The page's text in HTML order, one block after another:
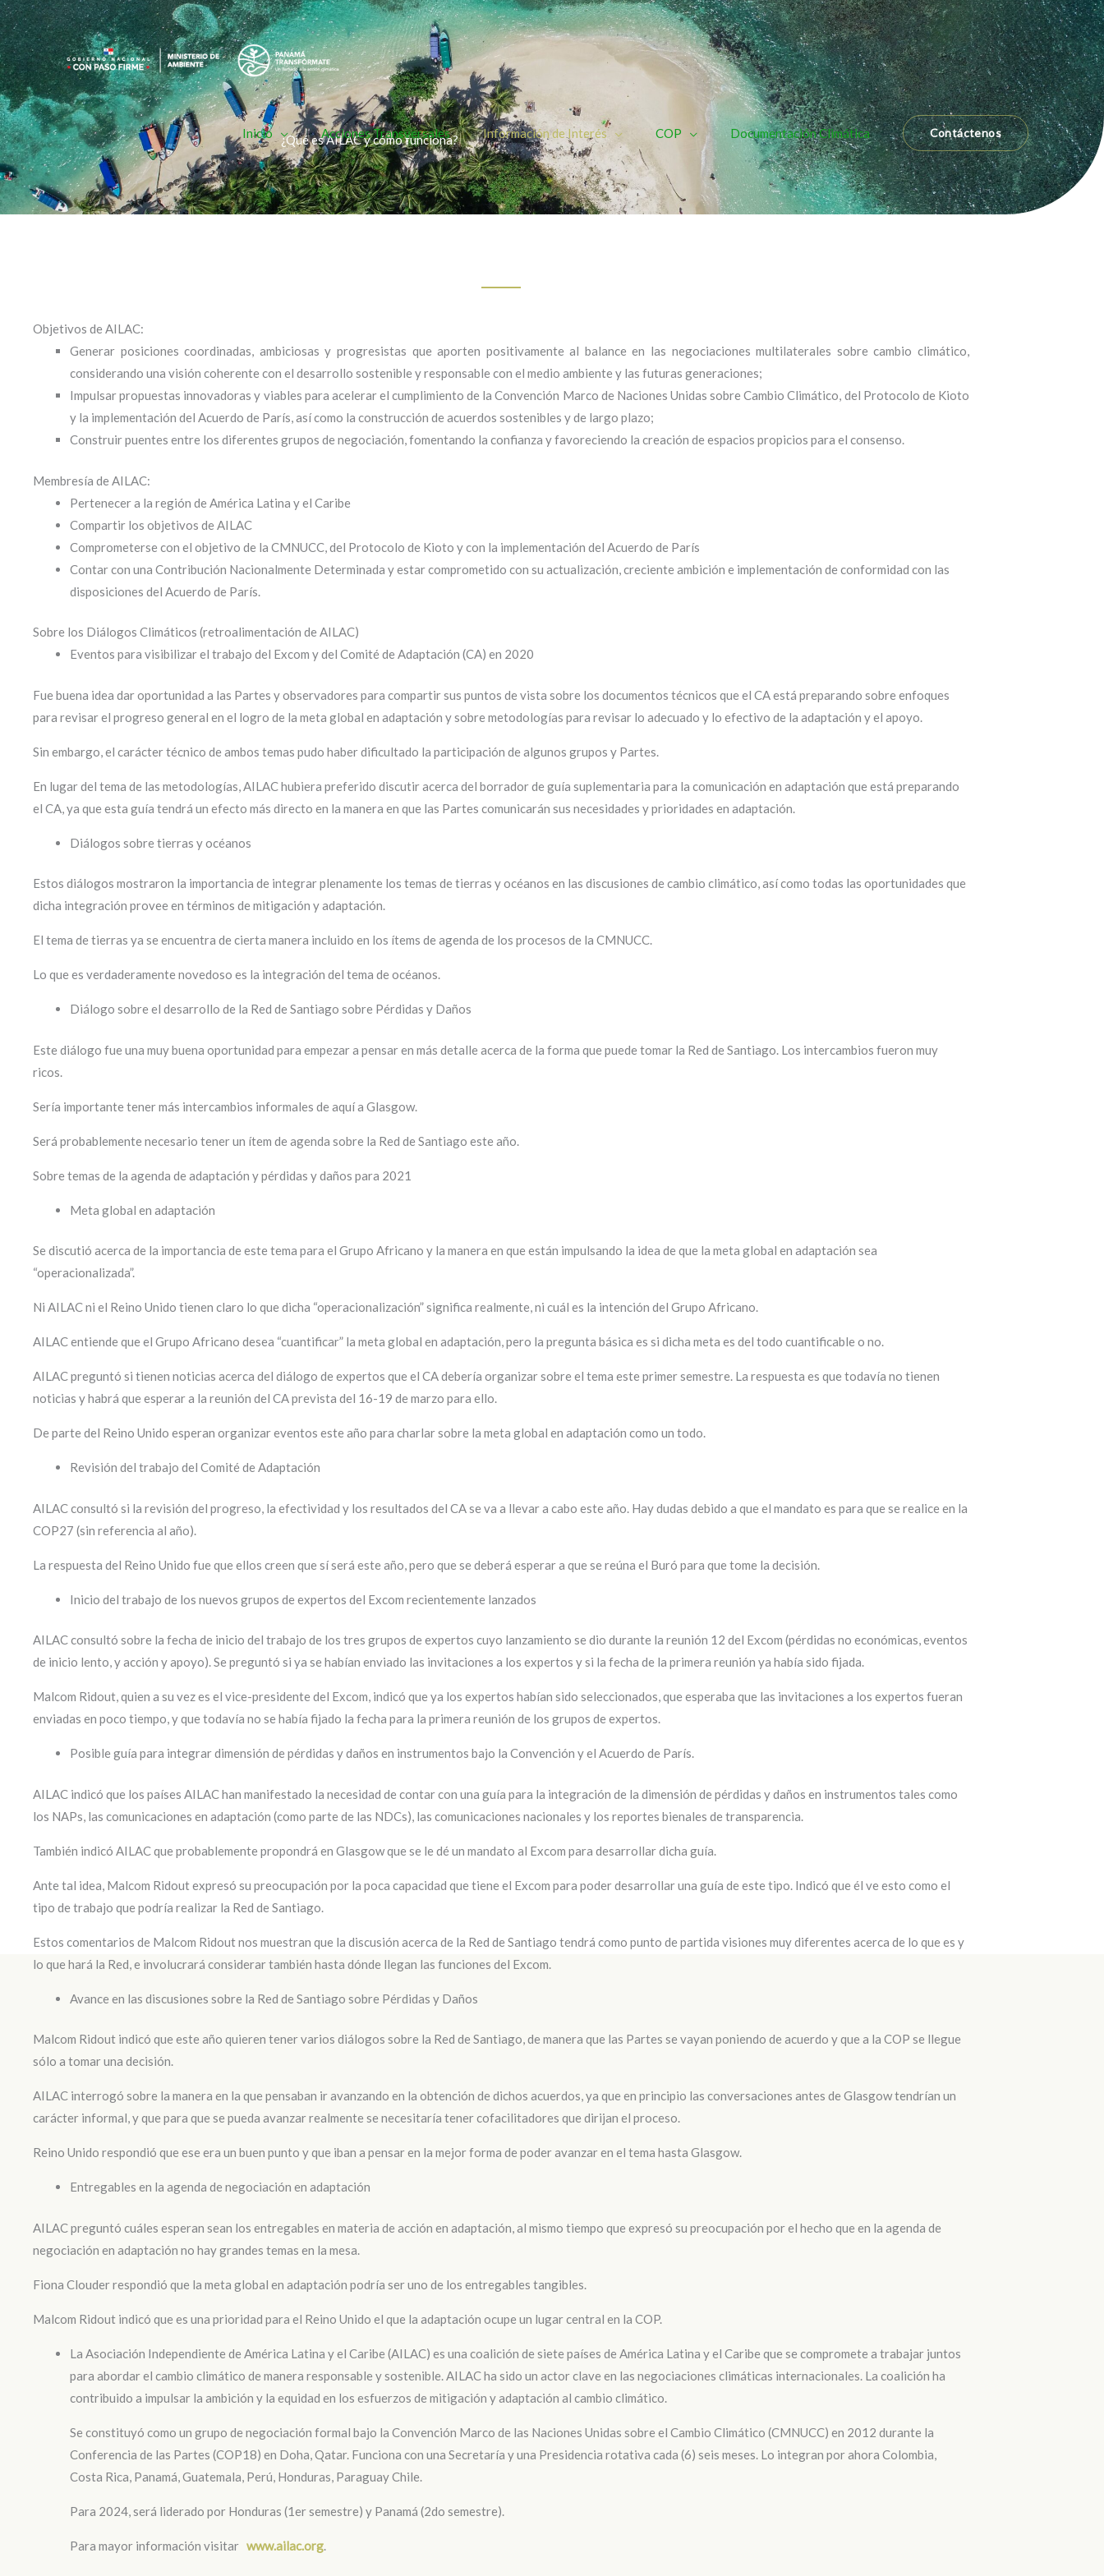
Ir
al
contenido
Inicio Acciones Transversales Información de Interés COP Documentación Climática Contáctenos
¿Qué es AILAC y cómo funciona?
Objetivos de AILAC:
Generar posiciones coordinadas, ambiciosas y progresistas que aporten positivamente al balance en las negociaciones multilaterales sobre cambio climático,
considerando una visión coherente con el desarrollo sostenible y responsable con el medio ambiente y las futuras generaciones;
Impulsar propuestas innovadoras y viables para acelerar el cumplimiento de la Convención Marco de Naciones Unidas sobre Cambio Climático, del Protocolo de Kioto
y la implementación del Acuerdo de París, así como la construcción de acuerdos sostenibles y de largo plazo;
Construir puentes entre los diferentes grupos de negociación, fomentando la confianza y favoreciendo la creación de espacios propicios para el consenso.
Membresía de AILAC:
Pertenecer a la región de América Latina y el Caribe
Compartir los objetivos de AILAC
Comprometerse con el objetivo de la CMNUCC, del Protocolo de Kioto y con la implementación del Acuerdo de París
Contar con una Contribución Nacionalmente Determinada y estar comprometido con su actualización, creciente ambición e implementación de conformidad con las
disposiciones del Acuerdo de París.
Sobre los Diálogos Climáticos (retroalimentación de AILAC)
Eventos para visibilizar el trabajo del Excom y del Comité de Adaptación (CA) en 2020
Fue buena idea dar oportunidad a las Partes y observadores para compartir sus puntos de vista sobre los documentos técnicos que el CA está preparando sobre enfoques
para revisar el progreso general en el logro de la meta global en adaptación y sobre metodologías para revisar lo adecuado y lo efectivo de la adaptación y el apoyo.
Sin embargo, el carácter técnico de ambos temas pudo haber dificultado la participación de algunos grupos y Partes.
En lugar del tema de las metodologías, AILAC hubiera preferido discutir acerca del borrador de guía suplementaria para la comunicación en adaptación que está preparando
el CA, ya que esta guía tendrá un efecto más directo en la manera en que las Partes comunicarán sus necesidades y prioridades en adaptación.
Diálogos sobre tierras y océanos
Estos diálogos mostraron la importancia de integrar plenamente los temas de tierras y océanos en las discusiones de cambio climático, así como todas las oportunidades que
dicha integración provee en términos de mitigación y adaptación.
El tema de tierras ya se encuentra de cierta manera incluido en los ítems de agenda de los procesos de la CMNUCC.
Lo que es verdaderamente novedoso es la integración del tema de océanos.
Diálogo sobre el desarrollo de la Red de Santiago sobre Pérdidas y Daños
Este diálogo fue una muy buena oportunidad para empezar a pensar en más detalle acerca de la forma que puede tomar la Red de Santiago. Los intercambios fueron muy
ricos.
Sería importante tener más intercambios informales de aquí a Glasgow.
Será probablemente necesario tener un ítem de agenda sobre la Red de Santiago este año.
Sobre temas de la agenda de adaptación y pérdidas y daños para 2021
Meta global en adaptación
Se discutió acerca de la importancia de este tema para el Grupo Africano y la manera en que están impulsando la idea de que la meta global en adaptación sea
“operacionalizada”.
Ni AILAC ni el Reino Unido tienen claro lo que dicha “operacionalización” significa realmente, ni cuál es la intención del Grupo Africano.
AILAC entiende que el Grupo Africano desea “cuantificar” la meta global en adaptación, pero la pregunta básica es si dicha meta es del todo cuantificable o no.
AILAC preguntó si tienen noticias acerca del diálogo de expertos que el CA debería organizar sobre el tema este primer semestre. La respuesta es que todavía no tienen
noticias y habrá que esperar a la reunión del CA prevista del 16-19 de marzo para ello.
De parte del Reino Unido esperan organizar eventos este año para charlar sobre la meta global en adaptación como un todo.
Revisión del trabajo del Comité de Adaptación
AILAC consultó si la revisión del progreso, la efectividad y los resultados del CA se va a llevar a cabo este año. Hay dudas debido a que el mandato es para que se realice en la
COP27 (sin referencia al año).
La respuesta del Reino Unido fue que ellos creen que sí será este año, pero que se deberá esperar a que se reúna el Buró para que tome la decisión.
Inicio del trabajo de los nuevos grupos de expertos del Excom recientemente lanzados
AILAC consultó sobre la fecha de inicio del trabajo de los tres grupos de expertos cuyo lanzamiento se dio durante la reunión 12 del Excom (pérdidas no económicas, eventos
de inicio lento, y acción y apoyo). Se preguntó si ya se habían enviado las invitaciones a los expertos y si la fecha de la primera reunión ya había sido fijada.
Malcom Ridout, quien a su vez es el vice-presidente del Excom, indicó que ya los expertos habían sido seleccionados, que esperaba que las invitaciones a los expertos fueran
enviadas en poco tiempo, y que todavía no se había fijado la fecha para la primera reunión de los grupos de expertos.
Posible guía para integrar dimensión de pérdidas y daños en instrumentos bajo la Convención y el Acuerdo de París.
AILAC indicó que los países AILAC han manifestado la necesidad de contar con una guía para la integración de la dimensión de pérdidas y daños en instrumentos tales como
los NAPs, las comunicaciones en adaptación (como parte de las NDCs), las comunicaciones nacionales y los reportes bienales de transparencia.
También indicó AILAC que probablemente propondrá en Glasgow que se le dé un mandato al Excom para desarrollar dicha guía.
Ante tal idea, Malcom Ridout expresó su preocupación por la poca capacidad que tiene el Excom para poder desarrollar una guía de este tipo. Indicó que él ve esto como el
tipo de trabajo que podría realizar la Red de Santiago.
Estos comentarios de Malcom Ridout nos muestran que la discusión acerca de la Red de Santiago tendrá como punto de partida visiones muy diferentes acerca de lo que es y
lo que hará la Red, e involucrará considerar también hasta dónde llegan las funciones del Excom.
Avance en las discusiones sobre la Red de Santiago sobre Pérdidas y Daños
Malcom Ridout indicó que este año quieren tener varios diálogos sobre la Red de Santiago, de manera que las Partes se vayan poniendo de acuerdo y que a la COP se llegue
sólo a tomar una decisión.
AILAC interrogó sobre la manera en la que pensaban ir avanzando en la obtención de dichos acuerdos, ya que en principio las conversaciones antes de Glasgow tendrían un
carácter informal, y que para que se pueda avanzar realmente se necesitaría tener cofacilitadores que dirijan el proceso.
Reino Unido respondió que ese era un buen punto y que iban a pensar en la mejor forma de poder avanzar en el tema hasta Glasgow.
Entregables en la agenda de negociación en adaptación
AILAC preguntó cuáles esperan sean los entregables en materia de acción en adaptación, al mismo tiempo que expresó su preocupación por el hecho que en la agenda de
negociación en adaptación no hay grandes temas en la mesa.
Fiona Clouder respondió que la meta global en adaptación podría ser uno de los entregables tangibles.
Malcom Ridout indicó que es una prioridad para el Reino Unido el que la adaptación ocupe un lugar central en la COP.
La Asociación Independiente de América Latina y el Caribe (AILAC) es una coalición de siete países de América Latina y el Caribe que se compromete a trabajar juntos
para abordar el cambio climático de manera responsable y sostenible. AILAC ha sido un actor clave en las negociaciones climáticas internacionales. La coalición ha
contribuido a impulsar la ambición y la equidad en los esfuerzos de mitigación y adaptación al cambio climático.
Se constituyó como un grupo de negociación formal bajo la Convención Marco de las Naciones Unidas sobre el Cambio Climático (CMNUCC) en 2012 durante la
Conferencia de las Partes (COP18) en Doha, Qatar. Funciona con una Secretaría y una Presidencia rotativa cada (6) seis meses. Lo integran por ahora Colombia,
Costa Rica, Panamá, Guatemala, Perú, Honduras, Paraguay Chile.
Para 2024, será liderado por Honduras (1er semestre) y Panamá (2do semestre).
Para mayor información visitar www.ailac.org